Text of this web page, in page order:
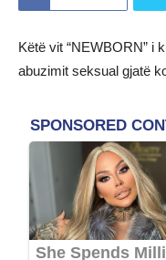
Këtë vit “NEWBORN” i
abuzimit seksual gjatë